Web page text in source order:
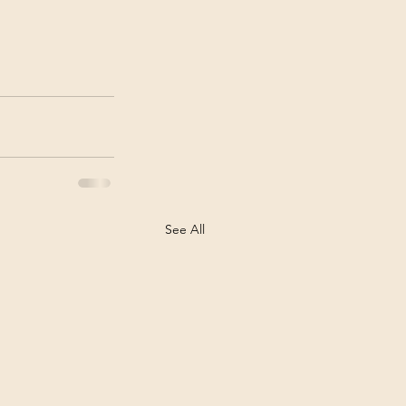
See All